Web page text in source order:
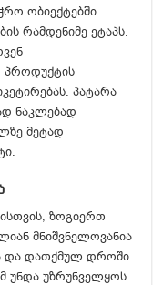
ობიექტებში
რამდენიმე ეტაპს.
პროდუქტის
პატარა
ნაკლებად
მეტად
ზოგიერთ
მნიშვნელოვანია
და დათქმულ დროში
უნდა უზრუნველყოს